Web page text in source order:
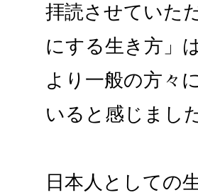
拝読させていた
にする生き方」
より一般の方々
いると感じました
日本人としての